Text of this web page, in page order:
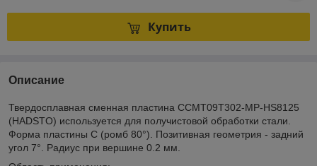
Купить
Описание
Твердосплавная сменная пластина CCMT09T302-MP-HS8125
(HADSTO) используется для получистовой обработки стали.
Форма пластины C (ромб 80°). Позитивная геометрия - задний
угол 7°. Радиус при вершине 0.2 мм.